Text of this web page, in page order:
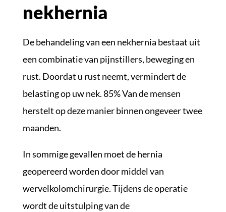
nekhernia
De behandeling van een nekhernia bestaat uit
een combinatie van pijnstillers, beweging en
rust. Doordat u rust neemt, vermindert de
belasting op uw nek. 85% Van de mensen
herstelt op deze manier binnen ongeveer twee
maanden.
In sommige gevallen moet de hernia
geopereerd worden door middel van
wervelkolomchirurgie. Tijdens de operatie
wordt de uitstulping van de